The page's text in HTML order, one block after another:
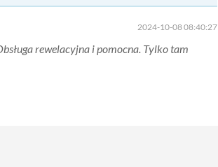
2024-10-08 08:40:27
rewelacyjna i pomocna. Tylko tam